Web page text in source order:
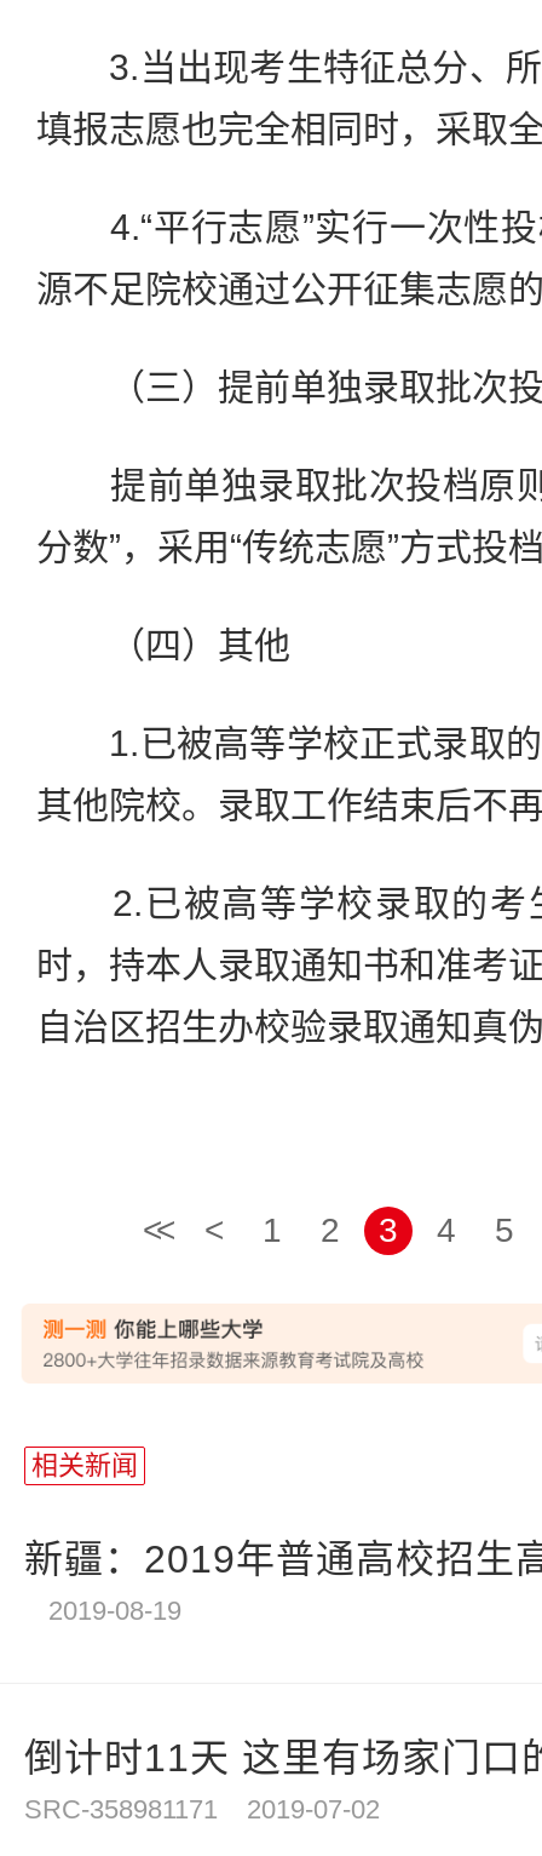
3.当出现考生特征总分、所
填报志愿也完全相同时，采取
4.“平行志愿”实行一次性投
源不足院校通过公开征集志愿
（三）提前单独录取批次
提前单独录取批次投档原则
分数”，采用“传统志愿”方式投
（四）其他
1.已被高等学校正式录取的
其他院校。录取工作结束后不
2.已被高等学校录取的考
时，持本人录取通知书和准考
自治区招生办校验录取通知真
<< < 1 2 3 4 5
相关新闻
新疆：2019年普通高校招生
2019-08-19
倒计时11天 这里有场家门口
SRC-358981171 2019-07-02